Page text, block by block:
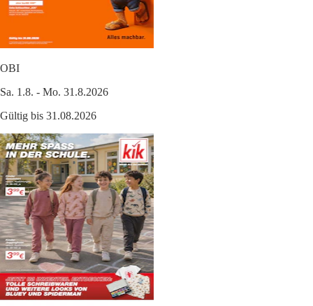
OBI
Sa. 1.8. - Mo. 31.8.2026
Gültig bis 31.08.2026